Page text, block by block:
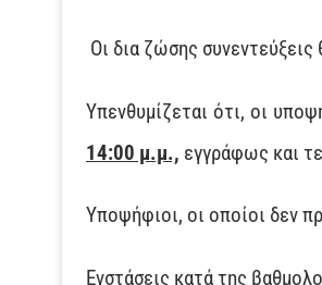
Οι δια ζώσης
Υπενθυμίζεται ότι, οι
14:00 μ.μ., εγγράφως και
Υποψήφιοι, οι οποίοι δεν
Ενστάσεις κατά της